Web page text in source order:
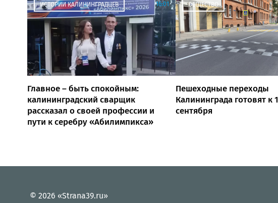
ИСТОРИИ КАЛИНИНГРАДЦЕВ 16:01
Главное – быть спокойным:
калининградский сварщик
рассказал о своей профессии и
пути к серебру «Абилимпикса»
ОБЩЕСТВО
Пешеходные переходы
Калининграда готовят к 1
сентября
© 2026 «Strana39.ru»